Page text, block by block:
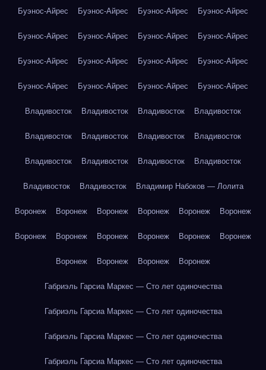
Буэнос-Айрес Буэнос-Айрес Буэнос-Айрес Буэнос-Айрес
Буэнос-Айрес Буэнос-Айрес Буэнос-Айрес Буэнос-Айрес
Буэнос-Айрес Буэнос-Айрес Буэнос-Айрес Буэнос-Айрес
Буэнос-Айрес Буэнос-Айрес Буэнос-Айрес Буэнос-Айрес
Владивосток Владивосток Владивосток Владивосток
Владивосток Владивосток Владивосток Владивосток
Владивосток Владивосток Владивосток Владивосток
Владивосток Владивосток Владимир Набоков — Лолита
Воронеж Воронеж Воронеж Воронеж Воронеж Воронеж
Воронеж Воронеж Воронеж Воронеж Воронеж Воронеж
Воронеж Воронеж Воронеж Воронеж
Габриэль Гарсиа Маркес — Сто лет одиночества
Габриэль Гарсиа Маркес — Сто лет одиночества
Габриэль Гарсиа Маркес — Сто лет одиночества
Габриэль Гарсиа Маркес — Сто лет одиночества